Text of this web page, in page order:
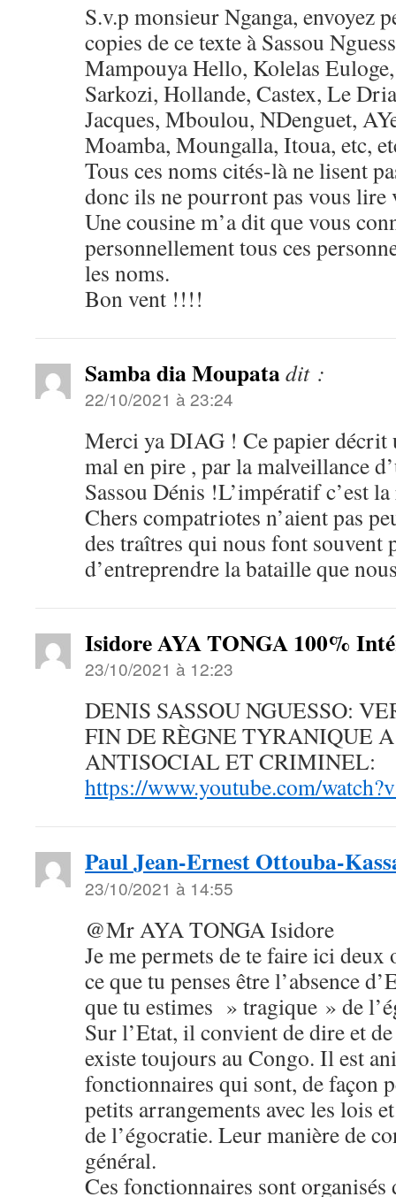
S.v.p monsieur Nganga, envoyez
copies de ce texte à Sassou
Mampouya Hello, Kolelas
Sarkozi, Hollande, Castex, Le
Jacques, Mboulou, NDenguet,
Moamba, Moungalla, Itoua, etc,
Tous ces noms cités-là ne lisent
donc ils ne pourront pas vous
Une cousine m’a dit que vous
personnellement tous ces
les noms.
Bon vent !!!!
Samba dia Moupatadit :
22/10/2021 à 23:24
Merci ya DIAG ! Ce papier décrit
mal en pire , par la malveillance
Sassou Dénis !L’impératif c’est
Chers compatriotes n’aient pas
des traîtres qui nous font souvent
d’entreprendre la bataille que
Isidore AYA TONGA 100%
23/10/2021 à 12:23
DENIS SASSOU NGUESSO:
FIN DE RÈGNE TYRANIQUE
ANTISOCIAL ET CRIMINEL:
https://www.youtube.com/
Paul Jean-Ernest Ottouba-
23/10/2021 à 14:55
@Mr AYA TONGA Isidore
Je me permets de te faire ici deux
ce que tu penses être l’absence
que tu estimes » tragique » de
Sur l’Etat, il convient de dire et
existe toujours au Congo. Il est
fonctionnaires qui sont, de façon
petits arrangements avec les lois
de l’égocratie. Leur manière de
général.
Ces fonctionnaires sont organisés